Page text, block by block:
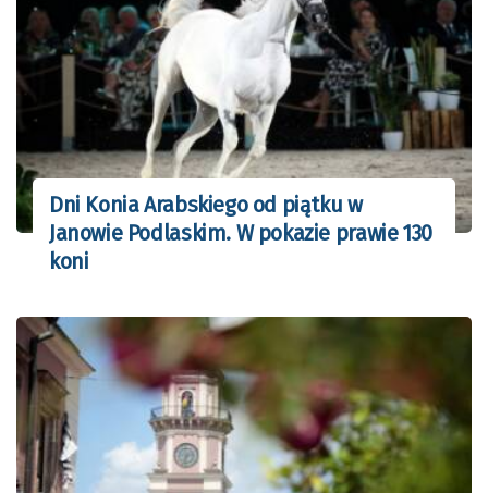
Dni Konia Arabskiego od piątku w
Janowie Podlaskim. W pokazie prawie 130
koni